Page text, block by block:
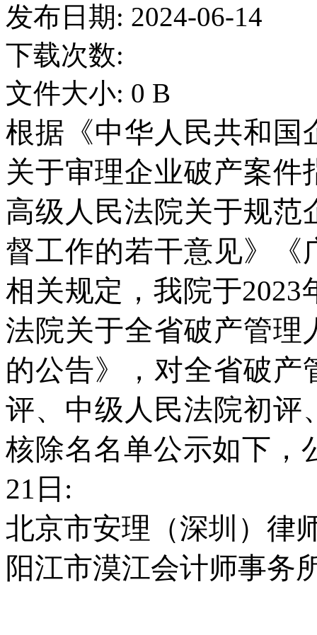
发布日期: 2024-06-14
下载次数:
文件大小: 0 B
根据《中华人民共和国
关于审理企业破产案件
高级人民法院关于规范
督工作的若干意见》《
相关规定，我院于2023
法院关于全省破产管理
的公告》，对全省破产
评、中级人民法院初评
核除名名单公示如下，
21日:
北京市安理（深圳）律
阳江市漠江会计师事务